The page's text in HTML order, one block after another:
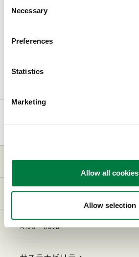
Selection
Necessary
Preferences
Statistics
Marketing
Allow all cookies
Allow selection
三井化学株式会社
三井化学について
事業・製品
研究・開発